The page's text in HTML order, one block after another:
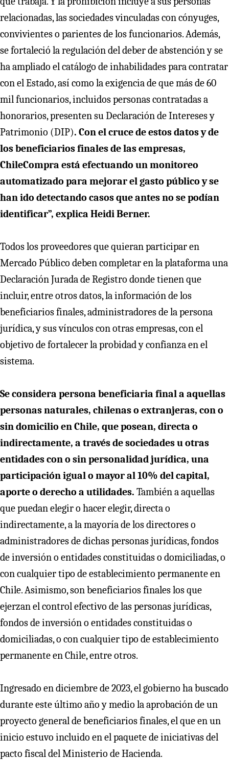
relacionadas, las sociedades vinculadas con cónyuges,
convivientes o parientes de los funcionarios. Además,
se fortaleció la regulación del deber de abstención y se
ha ampliado el catálogo de inhabilidades para contratar
con el Estado, así como la exigencia de que más de 60
mil funcionarios, incluidos personas contratadas a
honorarios, presenten su Declaración de Intereses y
Patrimonio (DIP). Con el cruce de estos datos y de
los beneficiarios finales de las empresas,
ChileCompra está efectuando un monitoreo
automatizado para mejorar el gasto público y se
han ido detectando casos que antes no se podían
identificar”, explica Heidi Berner.
Todos los proveedores que quieran participar en
Mercado Público deben completar en la plataforma una
Declaración Jurada de Registro donde tienen que
incluir, entre otros datos, la información de los
beneficiarios finales, administradores de la persona
jurídica, y sus vínculos con otras empresas, con el
objetivo de fortalecer la probidad y confianza en el
sistema.
Se considera persona beneficiaria final a aquellas
personas naturales, chilenas o extranjeras, con o
sin domicilio en Chile, que posean, directa o
indirectamente, a través de sociedades u otras
entidades con o sin personalidad jurídica, una
participación igual o mayor al 10% del capital,
aporte o derecho a utilidades. También a aquellas
que puedan elegir o hacer elegir, directa o
indirectamente, a la mayoría de los directores o
administradores de dichas personas jurídicas, fondos
de inversión o entidades constituidas o domiciliadas, o
con cualquier tipo de establecimiento permanente en
Chile. Asimismo, son beneficiarios finales los que
ejerzan el control efectivo de las personas jurídicas,
fondos de inversión o entidades constituidas o
domiciliadas, o con cualquier tipo de establecimiento
permanente en Chile, entre otros.
Ingresado en diciembre de 2023, el gobierno ha buscado
durante este último año y medio la aprobación de un
proyecto general de beneficiarios finales, el que en un
inicio estuvo incluido en el paquete de iniciativas del
pacto fiscal del Ministerio de Hacienda.